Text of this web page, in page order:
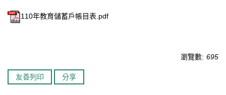
西松學習歷程檔案
110年教育儲蓄戶帳目表.pdf
瀏覽數: 695
友善列印 分享